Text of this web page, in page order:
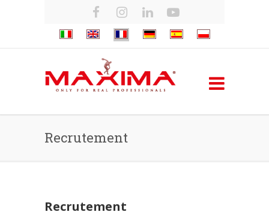
Recrutement
Recrutement